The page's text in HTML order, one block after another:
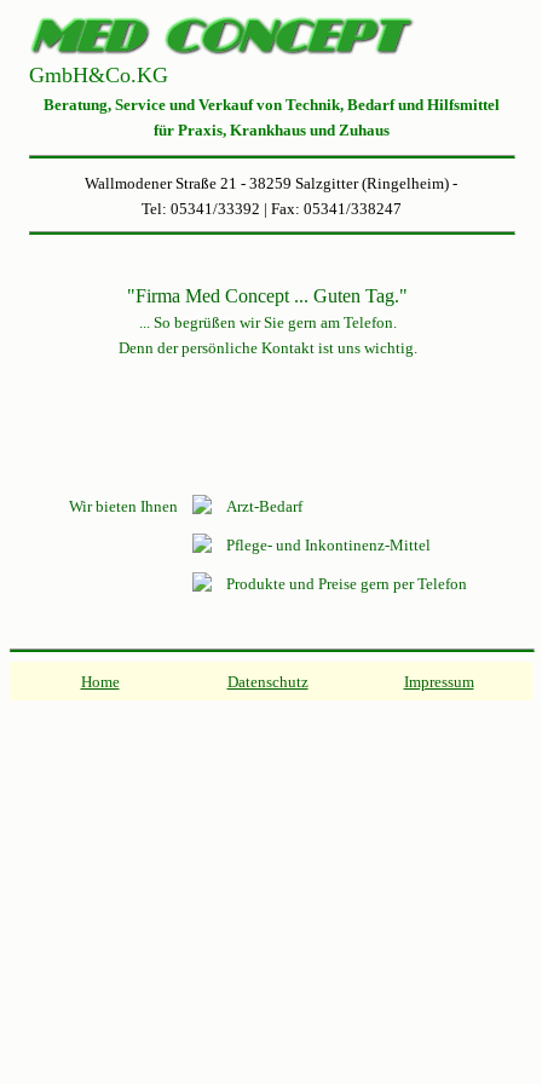
GmbH&Co.KG
Beratung, Service und Verkauf von Technik, Bedarf und Hilfsmittel
für Praxis, Krankhaus und Zuhaus
Wallmodener Straße 21 - 38259 Salzgitter (Ringelheim) -
Tel: 05341/33392 | Fax: 05341/338247
"Firma Med Concept ... Guten Tag."
... So begrüßen wir Sie gern am Telefon.
Denn der persönliche Kontakt ist uns wichtig.
Wir bieten Ihnen Arzt-Bedarf
Pflege- und Inkontinenz-Mittel
Produkte und Preise gern per Telefon
Home Datenschutz Impressum